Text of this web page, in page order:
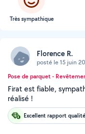
Très sympathique
Florence R.
posté le 15 juin
Pose de parquet -
Firat est fiable,
réalisé !
Excellent rapport